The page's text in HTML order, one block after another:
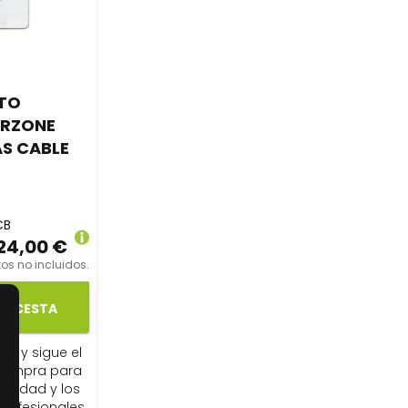
CABLE
€
no incluidos.
CESTA
y sigue el
para
y los